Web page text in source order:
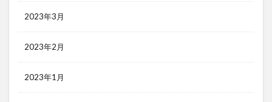
2023年3月
2023年2月
2023年1月